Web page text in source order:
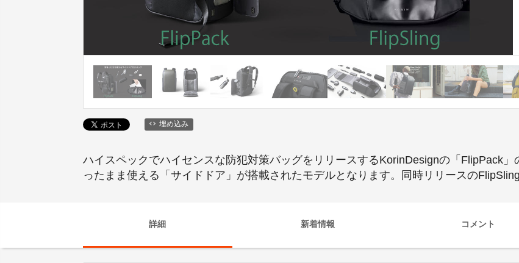
埋め込み
ハイスペックでハイセンスな防犯対策バッグをリリースするKorinDesignの「FlipPack
ったまま使える「サイドドア」が搭載されたモデルとなります。同時リリースの
詳細 新着情報 コメント